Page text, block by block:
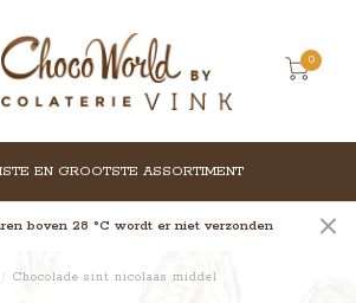
0
EN GROOTSTE ASSORTIMENT
boven 28 °C wordt er niet verzonden
/ Chocolade sint nicolaas middel